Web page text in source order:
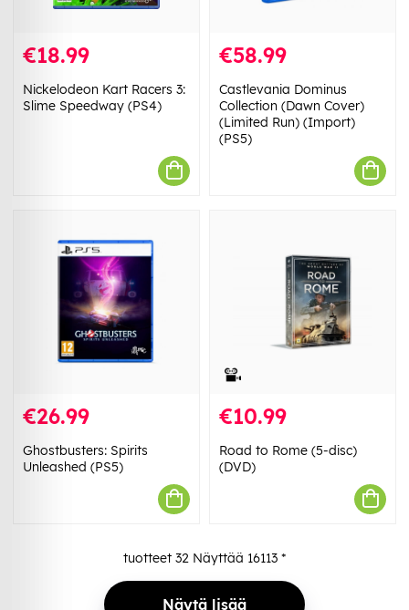
€18.99
Nickelodeon Kart Racers 3:
Slime Speedway (PS4)
€58.99
Castlevania Dominus
Collection (Dawn Cover)
(Limited Run) (Import)
(PS5)
€26.99
Ghostbusters: Spirits
Unleashed (PS5)
€10.99
Road to Rome (5-disc)
(DVD)
tuotteet 32 Näyttää 16113 *
Näytä lisää